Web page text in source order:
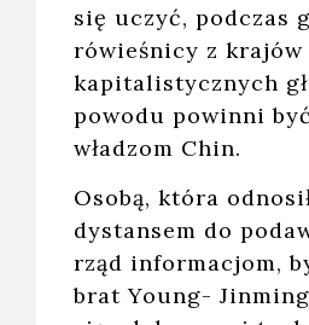
się uczyć, podczas
rówieśnicy z krajów
kapitalistycznych
powodu powinni
władzom Chin.
Osobą, która
dystansem do
rząd informacjom,
brat Young-